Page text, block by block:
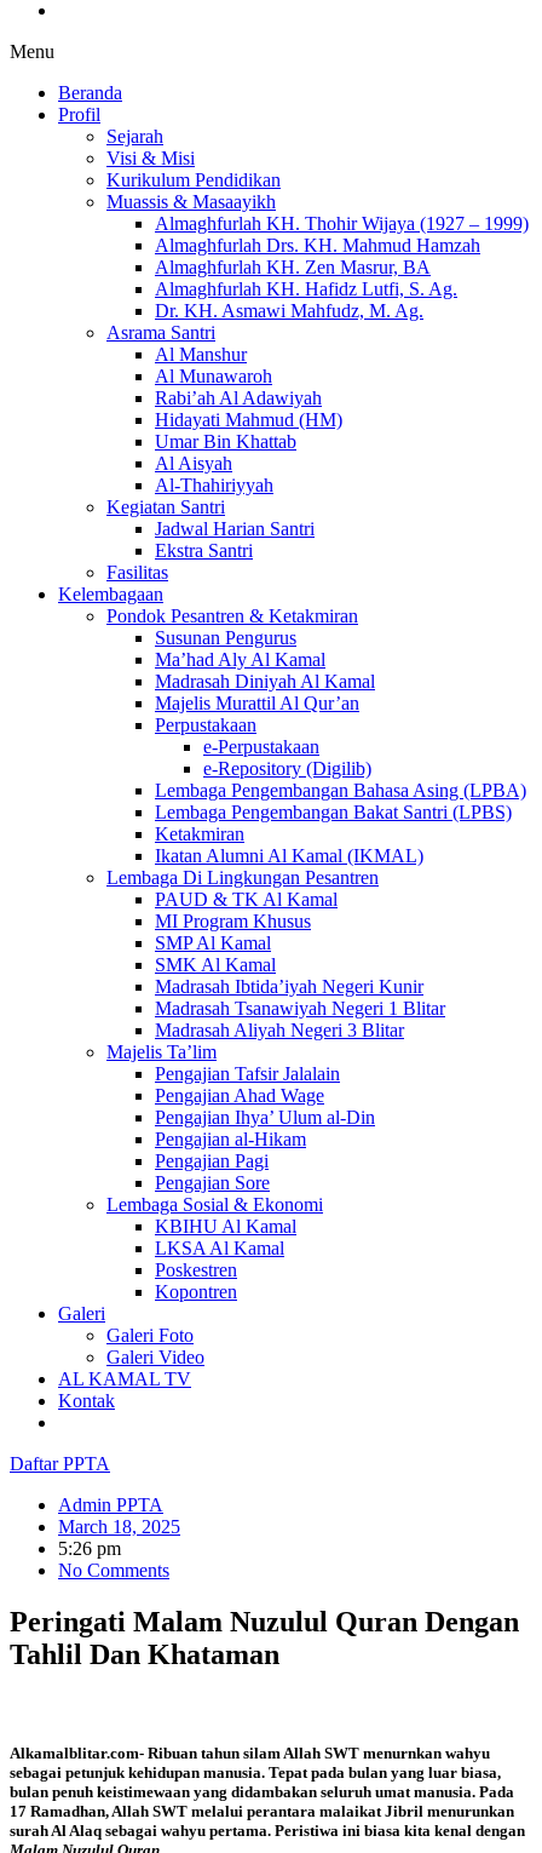
Menu
Beranda
Profil
Sejarah
Visi & Misi
Kurikulum Pendidikan
Muassis & Masaayikh
Almaghfurlah KH. Thohir Wijaya (1927 – 1999)
Almaghfurlah Drs. KH. Mahmud Hamzah
Almaghfurlah KH. Zen Masrur, BA
Almaghfurlah KH. Hafidz Lutfi, S. Ag.
Dr. KH. Asmawi Mahfudz, M. Ag.
Asrama Santri
Al Manshur
Al Munawaroh
Rabi’ah Al Adawiyah
Hidayati Mahmud (HM)
Umar Bin Khattab
Al Aisyah
Al-Thahiriyyah
Kegiatan Santri
Jadwal Harian Santri
Ekstra Santri
Fasilitas
Kelembagaan
Pondok Pesantren & Ketakmiran
Susunan Pengurus
Ma’had Aly Al Kamal
Madrasah Diniyah Al Kamal
Majelis Murattil Al Qur’an
Perpustakaan
e-Perpustakaan
e-Repository (Digilib)
Lembaga Pengembangan Bahasa Asing (LPBA)
Lembaga Pengembangan Bakat Santri (LPBS)
Ketakmiran
Ikatan Alumni Al Kamal (IKMAL)
Lembaga Di Lingkungan Pesantren
PAUD & TK Al Kamal
MI Program Khusus
SMP Al Kamal
SMK Al Kamal
Madrasah Ibtida’iyah Negeri Kunir
Madrasah Tsanawiyah Negeri 1 Blitar
Madrasah Aliyah Negeri 3 Blitar
Majelis Ta’lim
Pengajian Tafsir Jalalain
Pengajian Ahad Wage
Pengajian Ihya’ Ulum al-Din
Pengajian al-Hikam
Pengajian Pagi
Pengajian Sore
Lembaga Sosial & Ekonomi
KBIHU Al Kamal
LKSA Al Kamal
Poskestren
Kopontren
Galeri
Galeri Foto
Galeri Video
AL KAMAL TV
Kontak
Daftar PPTA
Admin PPTA
March 18, 2025
5:26 pm
No Comments
Peringati Malam Nuzulul Quran Dengan
Tahlil Dan Khataman
Alkamalblitar.com- Ribuan tahun silam Allah SWT menurnkan wahyu
sebagai petunjuk kehidupan manusia. Tepat pada bulan yang luar biasa,
bulan penuh keistimewaan yang didambakan seluruh umat manusia. Pada
17 Ramadhan, Allah SWT melalui perantara malaikat Jibril menurunkan
surah Al Alaq sebagai wahyu pertama. Peristiwa ini biasa kita kenal dengan